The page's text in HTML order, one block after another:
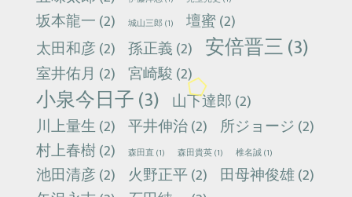
坂本龍一(2) 城山三郎(1) 壇蜜(2)
太田和彦(2) 孫正義(2) 安倍晋三(3)
室井佑月 (2) 宮崎駿(2)
小泉今日子(3) 山下達郎(2)
川上量生(2) 平井伸治(2) 所ジョージ(2)
村上春樹(2) 森田直(1) 森田貴英(1) 椎名誠(1)
池田清彦(2) 火野正平(2) 田母神俊雄(2)